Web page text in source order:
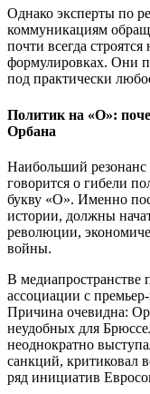
Однако эксперты по
коммуникациям
почти всегда
формулировках. Они
под практически
Политик на «О»:
Орбана
Наибольший резонанс
говорится о гибели
букву «О». Именно
истории, должны
революции,
войны.
В медиапространстве
ассоциации с
Причина очевидна:
неудобных для
неоднократно
санкций, критиковал
ряд инициатив